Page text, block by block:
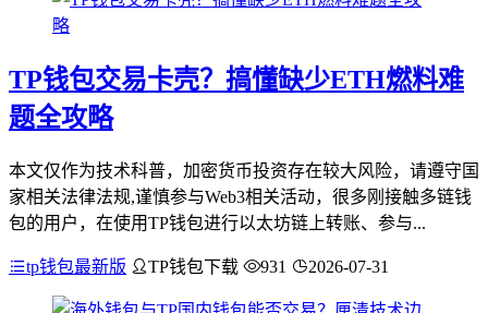
TP钱包交易卡壳？搞懂缺少ETH燃料难
题全攻略
本文仅作为技术科普，加密货币投资存在较大风险，请遵守国
家相关法律法规,谨慎参与Web3相关活动，很多刚接触多链钱
包的用户，在使用TP钱包进行以太坊链上转账、参与...
tp钱包最新版 TP钱包下载 931 2026-07-31